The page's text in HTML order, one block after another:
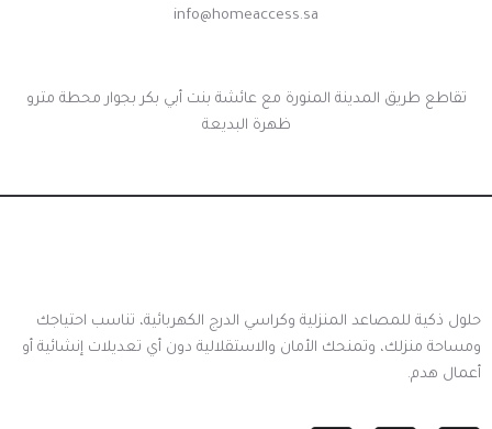
info@homeaccess.sa
تقاطع طريق المدينة المنورة مع عائشة بنت أبي بكر بجوار محطة مترو
ظهرة البديعة
حلول ذكية للمصاعد المنزلية وكراسي الدرج الكهربائية، تناسب احتياجك
ومساحة منزلك، وتمنحك الأمان والاستقلالية دون أي تعديلات إنشائية أو
أعمال هدم.